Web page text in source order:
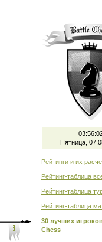
Пятница,
Рейтинги и их
Рейтинг-таблица
Рейтинг-таблица
Рейтинг-таблица
30 лучших
Chess